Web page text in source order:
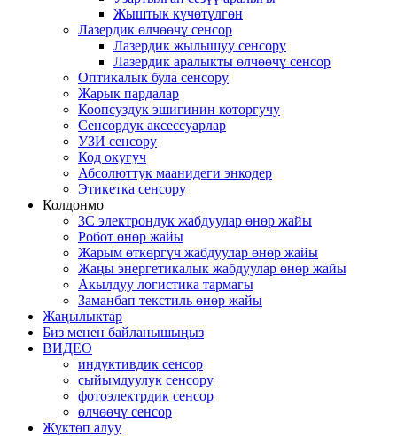
Жыштык күчөтүлгөн
Лазердик өлчөөчү сенсор
Лазердик жылышуу сенсору
Лазердик аралыкты өлчөөчү сенсор
Оптикалык була сенсору
Жарык пардалар
Коопсуздук эшигинин которгучу
Сенсордук аксессуарлар
УЗИ сенсору
Код окугуч
Абсолюттук маанидеги энкодер
Этикетка сенсору
Колдонмо
3C электрондук жабдуулар өнөр жайы
Робот өнөр жайы
Жарым өткөргүч жабдуулар өнөр жайы
Жаңы энергетикалык жабдуулар өнөр жайы
Акылдуу логистика тармагы
Заманбап текстиль өнөр жайы
Жаңылыктар
Биз менен байланышыңыз
ВИДЕО
индуктивдик сенсор
сыйымдуулук сенсору
фотоэлектрдик сенсор
өлчөөчү сенсор
Жүктөп алуу